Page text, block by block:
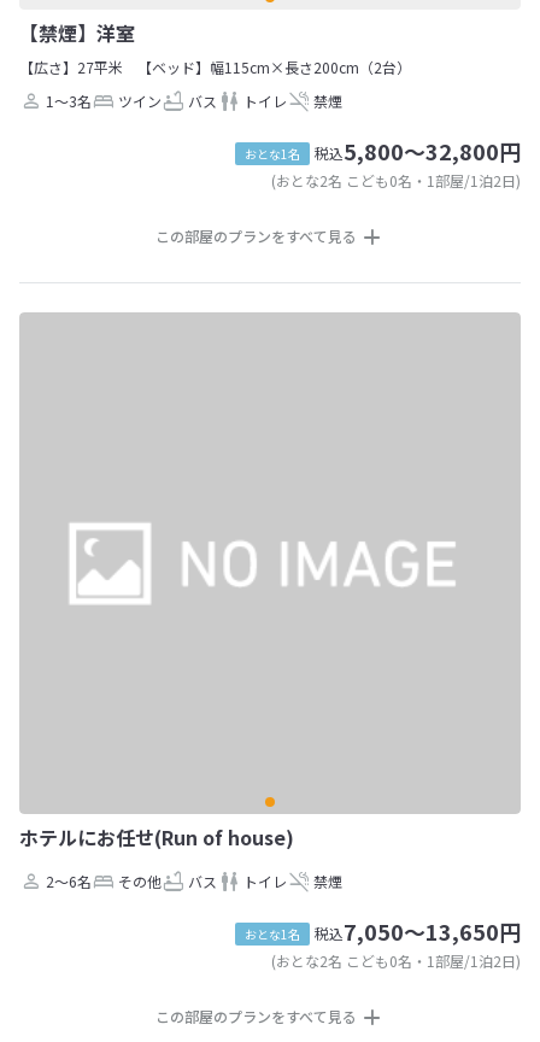
【禁煙】洋室
【広さ】27平米
【ベッド】幅115cm×長さ200cm（2台）
1～3名
ツイン バス トイレ 禁煙
おとな1名 税込5,800～32,800円
(おとな2名 こども0名・1部屋/1泊2日)
この部屋のプランをすべて見る
ホテルにお任せ(Run of house)
2～6名 その他 バス トイレ 禁煙
おとな1名 税込7,050～13,650円
(おとな2名 こども0名・1部屋/1泊2日)
この部屋のプランをすべて見る